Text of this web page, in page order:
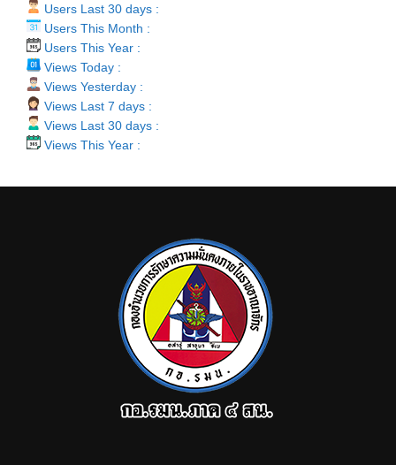
Users Last 30 days :
Users This Month :
Users This Year :
Views Today :
Views Yesterday :
Views Last 7 days :
Views Last 30 days :
Views This Year :